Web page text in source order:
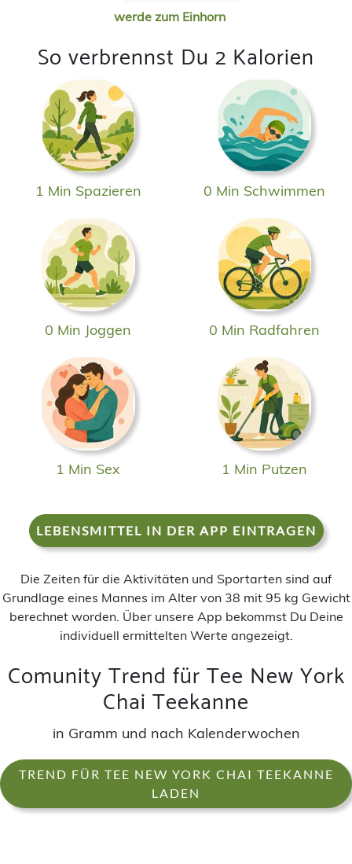
werde zum Einhorn
So verbrennst Du 2 Kalorien
1 Min Spazieren 0 Min Schwimmen
0 Min Joggen 0 Min Radfahren
1 Min Sex 1 Min Putzen
LEBENSMITTEL IN DER APP EINTRAGEN
Die Zeiten für die Aktivitäten und Sportarten sind auf
Grundlage eines Mannes im Alter von 38 mit 95 kg Gewicht
berechnet worden. Über unsere App bekommst Du Deine
individuell ermittelten Werte angezeigt.
Comunity Trend für Tee New York
Chai Teekanne
in Gramm und nach Kalenderwochen
TREND FÜR TEE NEW YORK CHAI TEEKANNE
LADEN